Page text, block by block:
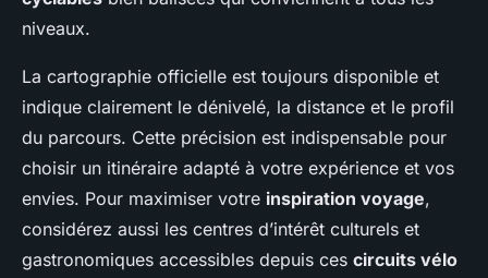
niveaux.
La cartographie officielle est toujours disponible et
indique clairement le dénivelé, la distance et le profil
du parcours. Cette précision est indispensable pour
choisir un itinéraire adapté à votre expérience et vos
envies. Pour maximiser votre inspiration voyage,
considérez aussi les centres d’intérêt culturels et
gastronomiques accessibles depuis ces circuits vélo